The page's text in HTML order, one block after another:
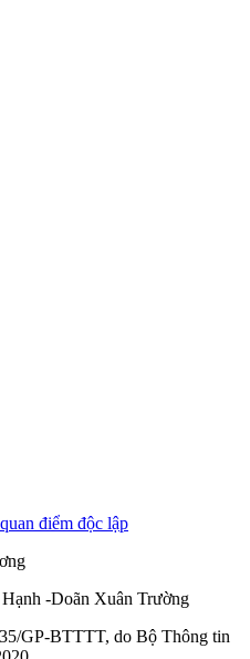
điểm độc lập
-Doãn Xuân Trường
GP-BTTTT, do Bộ Thông tin